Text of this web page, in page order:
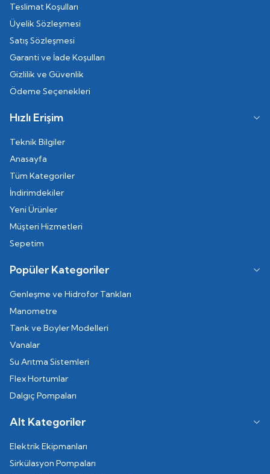
Teslimat Koşulları
Üyelik Sözleşmesi
Satış Sözleşmesi
Garanti ve İade Koşulları
Gizlilik ve Güvenlik
Ödeme Seçenekleri
Hızlı Erişim
Teknik Bilgiler
Anasayfa
Tüm Kategoriler
İndirimdekiler
Yeni Ürünler
Müşteri Hizmetleri
Sepetim
Popüler Kategoriler
Genleşme ve Hidrofor Tankları
Manometre
Tank ve Boyler Modelleri
Vanalar
Su Arıtma Sistemleri
Flex Hortumlar
Dalgıç Pompaları
Alt Kategoriler
Elektrik Ekipmanları
Sirkülasyon Pompaları